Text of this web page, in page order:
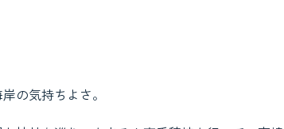
の気持ちよさ。